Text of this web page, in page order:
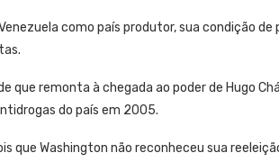
como país produtor, sua condição
que remonta à chegada ao poder de Hugo
do país em 2005.
que Washington não reconheceu sua